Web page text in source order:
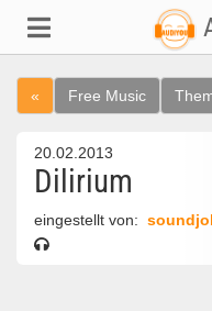
« Free Music
20.02.2013
Dilirium
eingestellt von: